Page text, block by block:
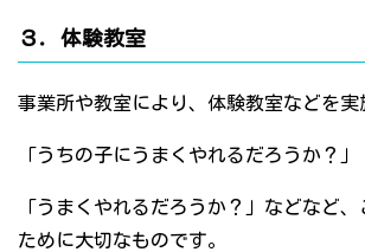
３．体験教室
事業所や教室により、体験教室などを実
「うちの子にうまくやれるだろうか？」
「うまくやれるだろうか？」などなど
ために大切なものです。